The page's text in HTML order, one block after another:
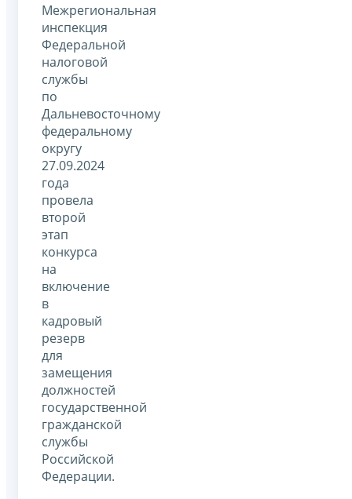
Межрегиональная
инспекция
Федеральной
налоговой
службы
по
Дальневосточному
федеральному
округу
27.09.2024
года
провела
второй
этап
конкурса
на
включение
в
кадровый
резерв
для
замещения
должностей
государственной
гражданской
службы
Российской
Федерации.